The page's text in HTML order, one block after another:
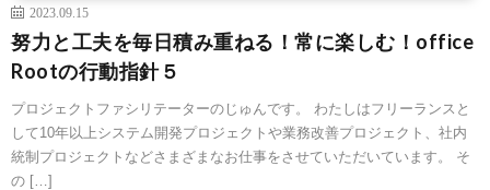
2023.09.15
努力と工夫を毎日積み重ねる！常に楽しむ！office
Rootの行動指針５
プロジェクトファシリテーターのじゅんです。 わたしはフリーランスと
して10年以上システム開発プロジェクトや業務改善プロジェクト、社内
統制プロジェクトなどさまざまなお仕事をさせていただいています。 そ
の […]